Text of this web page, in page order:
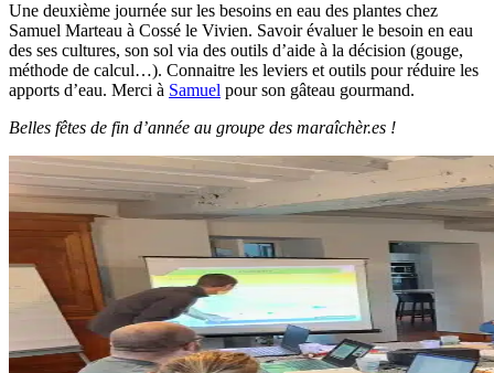
Une deuxième journée sur les besoins en eau des plantes chez
Samuel Marteau à Cossé le Vivien. Savoir évaluer le besoin en eau
des ses cultures, son sol via des outils d’aide à la décision (gouge,
méthode de calcul…). Connaitre les leviers et outils pour réduire les
apports d’eau. Merci à Samuel pour son gâteau gourmand.
Belles fêtes de fin d’année au groupe des maraîchèr.es !